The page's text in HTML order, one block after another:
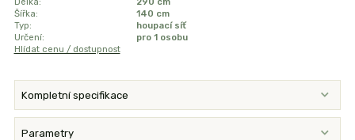
Šířka:
140 cm
Typ:
houpací síť
Určení:
pro 1 osobu
Hlídat cenu / dostupnost
Kompletní specifikace
Parametry